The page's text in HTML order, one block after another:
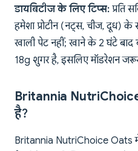
डायबिटीज के लिए टिप्स: प्रति
हमेशा प्रोटीन (नट्स, चीज, दूध) के
खाली पेट नहीं; खाने के 2 घंटे बाद
18g शुगर है, इसलिए मॉडरेशन
Britannia
है?
Britannia NutriChoice Oats